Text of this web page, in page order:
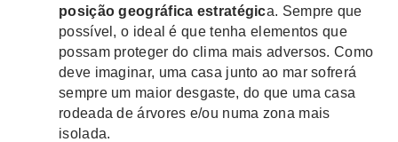
posição geográfica estratégica. Sempre que
possível, o ideal é que tenha elementos que
possam proteger do clima mais adversos. Como
deve imaginar, uma casa junto ao mar sofrerá
sempre um maior desgaste, do que uma casa
rodeada de árvores e/ou numa zona mais
isolada.